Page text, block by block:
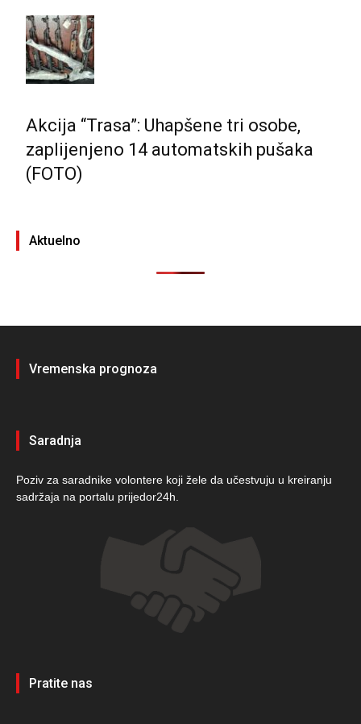
Akcija “Trasa”: Uhapšene tri osobe,
zaplijenjeno 14 automatskih pušaka
(FOTO)
Aktuelno
Vremenska prognoza
Saradnja
Poziv za saradnike volontere koji žele da učestvuju u kreiranju
sadržaja na portalu prijedor24h.
Pratite nas